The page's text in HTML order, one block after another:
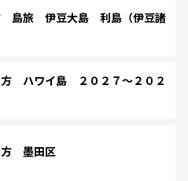
島旅 伊豆大島 利島（伊豆諸
ハワイ島 ２０２７～２０２
方 墨田区